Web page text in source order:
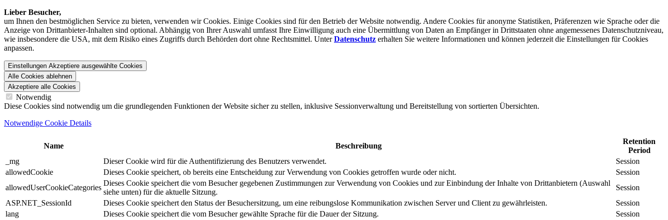
Lieber Besucher,
um Ihnen den best­möglichen Service zu bieten, verwenden wir Cookies. Einige Cookies sind für den Betrieb der Website notwendig. Andere Cookies für anonyme Statistiken, Präferenzen wie Sprache oder die
Anzeige von Dritt­anbieter-Inhalten sind optional. Abhängig von Ihrer Auswahl umfasst Ihre Einwilligung auch eine Übermittlung von Daten an Empfänger in Drittstaaten ohne angemessenes Daten­schutz­niveau,
wie insbesondere die USA, mit dem Risiko eines Zugriffs durch Behörden dort ohne Rechts­mittel. UnterDatenschutz erhalten Sie weitere Informationen und können jederzeit die Einstellungen für Cookies
anpassen.
Einstellungen Akzeptiere ausgewählte Cookies
Alle Cookies ablehnen
Akzeptiere alle Cookies
Notwendig
Diese Cookies sind notwendig um die grundlegenden Funktionen der Website sicher zu stellen, inklusive Sessionverwaltung und Bereitstellung von sortierten Übersichten.
Notwendige Cookie Details
Name Beschreibung
Retention
Period
_mg
Dieser Cookie wird für die Authentifizierung des Benutzers verwendet.
Session
allowedCookie
Dieses Cookie speichert, ob bereits eine Entscheidung zur Verwendung von Cookies getroffen wurde oder nicht.
Session
allowedUserCookieCategories
Dieses Cookie speichert die vom Besucher gegebenen Zustimmungen zur Verwendung von Cookies und zur Einbindung der Inhalte von Drittanbietern (Auswahl
siehe unten) für die aktuelle Sitzung.
Session
ASP.NET_SessionId
Dieses Cookie speichert den Status der Besuchersitzung, um eine reibungslose Kommunikation zwischen Server und Client zu gewährleisten.
Session
lang
Dieses Cookie speichert die vom Besucher gewählte Sprache für die Dauer der Sitzung.
Session